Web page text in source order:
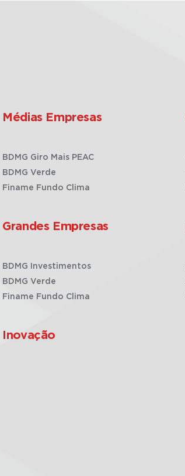
Médias Empresas
BDMG Giro Mais PEAC
BDMG Verde
Finame Fundo Clima
Grandes Empresas
BDMG Investimentos
BDMG Verde
Finame Fundo Clima
Inovação